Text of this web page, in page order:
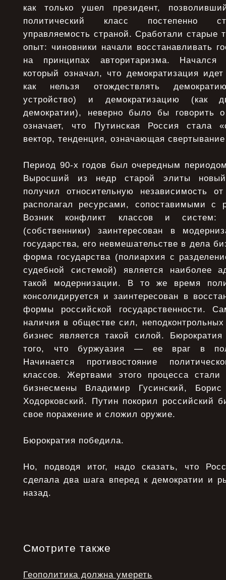
как только ушел президент,
политический класс постепенно
управляемость страной. Сработали старые
опыт: чиновники начали восстанавливать
на принципах авторитаризма. Начался
который означал, что демократизация
как нельзя отождествлять
устройство) и демократизацию (как
демократии), неверно было бы говорить
означает, что Путинская Россия стала
вектор, тенденция, означающая
Период 90-х годов был очередным
Выросший из недр старой элиты новый
получил относительную независимость
располагал ресурсами, сопоставимыми с
Возник конфликт классов и систем:
(собственники) заинтересован в
государства, его невмешательстве в дела
форма государства (полиархия с
судебной системой) является наиболее
такой модернизации. В то же время
консолидируется и заинтересован в
формы российской государственности.
наличия в обществе сил, неподконтрольных
бизнес является такой силой.
того, что буржуазия — ее враг в
Начинается противостояние
классов. Жертвами этого процесса стали
бизнесмены Владимир Гусинский,
Ходорковский. Путин покорил российский
свое поражение и сложил оружие.
Бюрократия победила.
Но, подводя итог, надо сказать, что
сделала два шага вперед к демократии и
назад.
Смотрите также
Геополитика должна умереть